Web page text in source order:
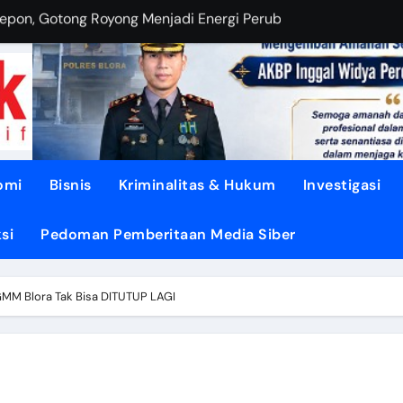
Kepala Daerah?
Membangun KOPERASI MODERN
RUANG Publik
di TUNJUNGAN ke Provinsi
dari Oligarki
‘PERI AIR’
Mengalir ke DESA”
Bisnis Kriminalitas & Hukum Investigasi
Pedoman Pemberitaan Media Siber
Blora Tak Bisa DITUTUP LAGI